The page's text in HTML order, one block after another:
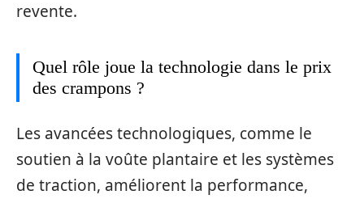
revente.
Quel rôle joue la technologie dans le prix
des crampons ?
Les avancées technologiques, comme le
soutien à la voûte plantaire et les systèmes
de traction, améliorent la performance,